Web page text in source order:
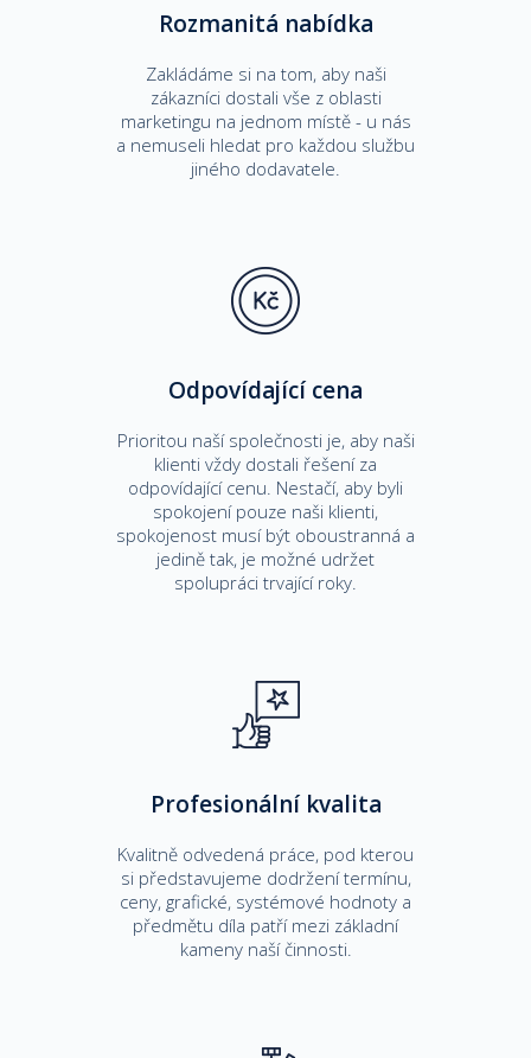
Rozmanitá nabídka
Zakládáme si na tom, aby naši
zákazníci dostali vše z oblasti
marketingu na jednom místě - u nás
a nemuseli hledat pro každou službu
jiného dodavatele.
Odpovídající cena
Prioritou naší společnosti je, aby naši
klienti vždy dostali řešení za
odpovídající cenu. Nestačí, aby byli
spokojení pouze naši klienti,
spokojenost musí být oboustranná a
jedině tak, je možné udržet
spolupráci trvající roky.
Profesionální kvalita
Kvalitně odvedená práce, pod kterou
si představujeme dodržení termínu,
ceny, grafické, systémové hodnoty a
předmětu díla patří mezi základní
kameny naší činnosti.